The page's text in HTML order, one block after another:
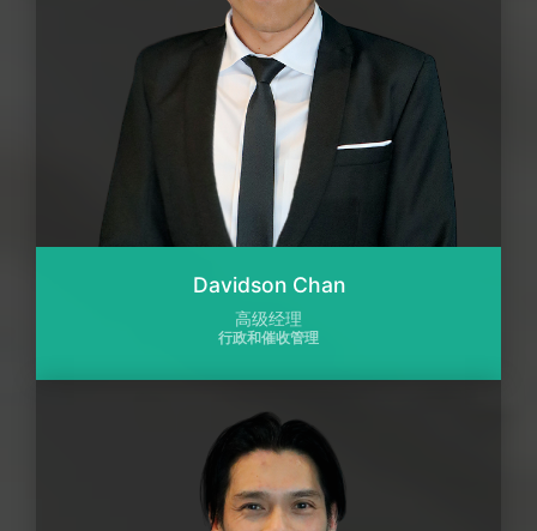
Davidson Chan
高级经理
行政和催收管理